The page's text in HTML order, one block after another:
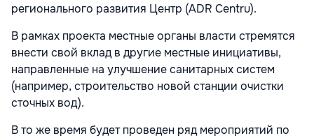
регионального развития Центр (ADR Centru).
В рамках проекта местные органы власти стремятся
внести свой вклад в другие местные инициативы,
направленные на улучшение санитарных систем
(например, строительство новой станции очистки
сточных вод).
В то же время будет проведен ряд мероприятий по